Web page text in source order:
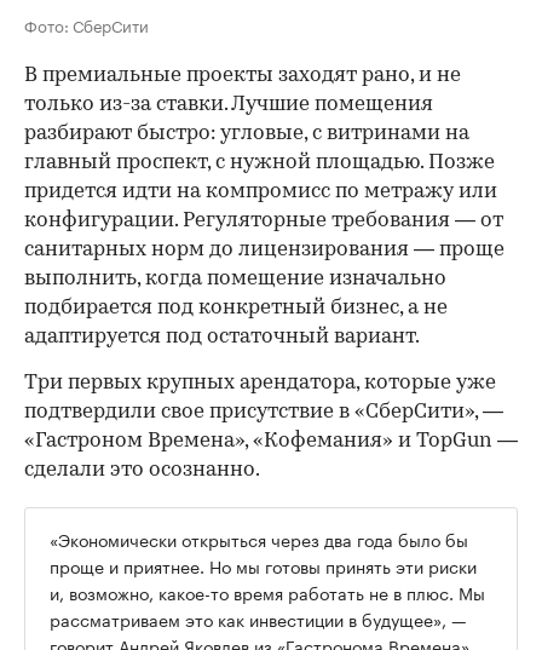
Фото: СберСити
В премиальные проекты заходят рано, и не
только из-за ставки. Лучшие помещения
разбирают быстро: угловые, с витринами на
главный проспект, с нужной площадью. Позже
придется идти на компромисс по метражу или
конфигурации. Регуляторные требования — от
санитарных норм до лицензирования — проще
выполнить, когда помещение изначально
подбирается под конкретный бизнес, а не
адаптируется под остаточный вариант.
Три первых крупных арендатора, которые уже
подтвердили свое присутствие в «СберСити», —
«Гастроном Времена», «Кофемания» и TopGun —
сделали это осознанно.
«Экономически открыться через два года было бы
проще и приятнее. Но мы готовы принять эти риски
и, возможно, какое-то время работать не в плюс. Мы
рассматриваем это как инвестиции в будущее», —